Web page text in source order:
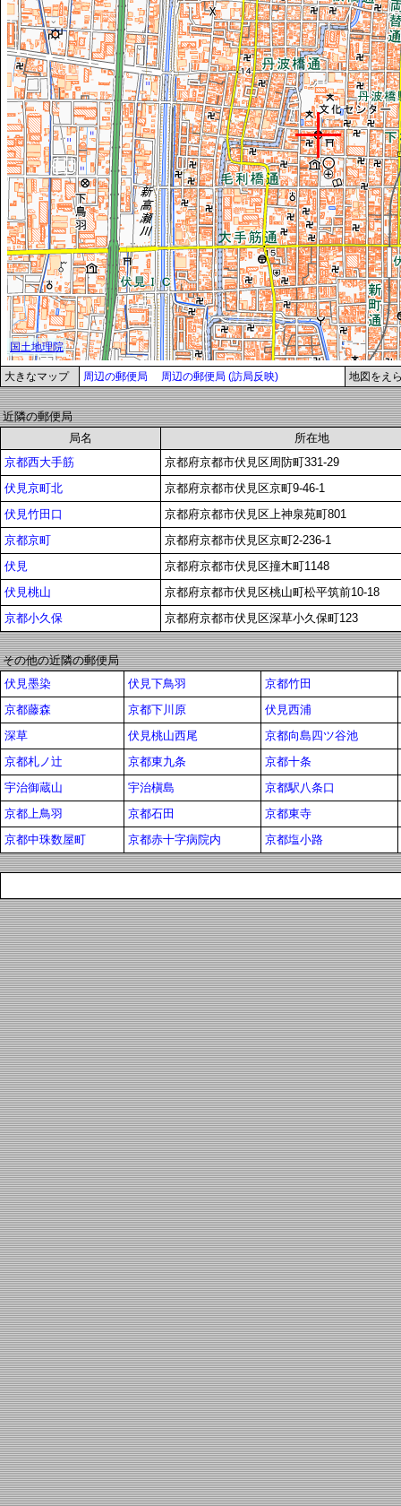
大きなマップ 周辺の郵便局 周辺の郵便局 (訪局反映) 地図をえ
近隣の郵便局
局名
所在地
京都西大手筋
京都府京都市伏見区周防町331-29
伏見京町北
京都府京都市伏見区京町9-46-1
伏見竹田口
京都府京都市伏見区上神泉苑町801
京都京町
京都府京都市伏見区京町2-236-1
伏見
京都府京都市伏見区撞木町1148
伏見桃山
京都府京都市伏見区桃山町松平筑前10-18
京都小久保
京都府京都市伏見区深草小久保町123
その他の近隣の郵便局
伏見墨染
伏見下鳥羽
京都竹田
京都藤森
京都下川原
伏見西浦
深草
伏見桃山西尾
京都向島四ツ谷池
京都札ノ辻
京都東九条
京都十条
宇治御蔵山
宇治槇島
京都駅八条口
京都上鳥羽
京都石田
京都東寺
京都中珠数屋町
京都赤十字病院内 京都塩小路